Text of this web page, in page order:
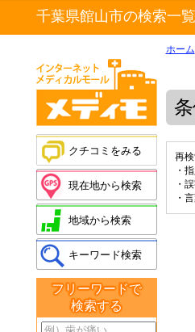
千葉県館山市の検索一
クチコミをみる
現在地から検索
地域から検索
キーワード検索
フリーワードで
検索する
ホーム
再
・
・
・